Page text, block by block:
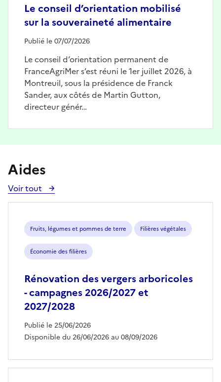
Le conseil d’orientation mobilisé
sur la souveraineté alimentaire
Publié le 07/07/2026
Le conseil d’orientation permanent de
FranceAgriMer s’est réuni le 1er juillet 2026, à
Montreuil, sous la présidence de Franck
Sander, aux côtés de Martin Gutton,
directeur génér…
Aides
Voir tout
Voir
toutes
aides
Fruits, légumes et pommes de terre Filières végétales
Économie des filières
Rénovation des vergers arboricoles
- campagnes 2026/2027 et
2027/2028
Publié le 25/06/2026
Disponible du 26/06/2026 au 08/09/2026